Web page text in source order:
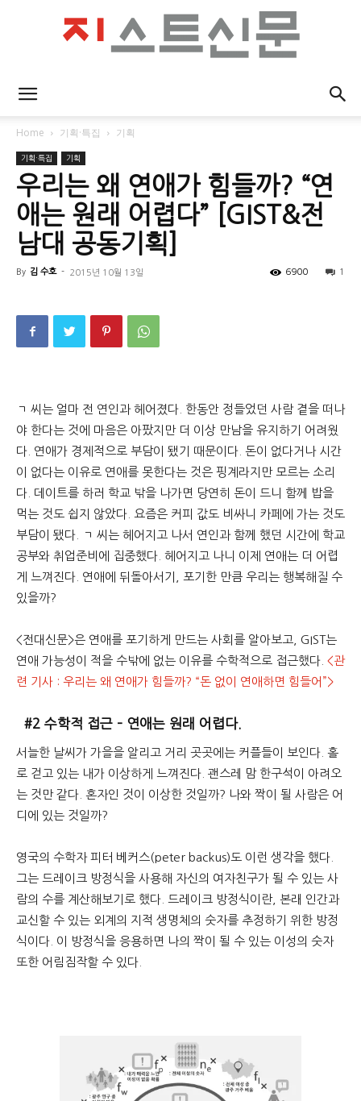
스
Home 기획·특집 기획
기획·특집 기획
우리는 왜 연애가 힘들까? “연
애는 원래 어렵다” [GIST&전
남대 공동기획]
By 김 수호 - 2015년 10월 13일 1
6900
ㄱ 씨는 얼마 전 연인과 헤어졌다. 한동안 정들었던 사람 곁을 떠나
야 한다는 것에 마음은 아팠지만 더 이상 만남을 유지하기 어려웠
다. 연애가 경제적으로 부담이 됐기 때문이다. 돈이 없다거나 시간
이 없다는 이유로 연애를 못한다는 것은 핑계라지만 모르는 소리
다. 데이트를 하러 학교 밖을 나가면 당연히 돈이 드니 함께 밥을
먹는 것도 쉽지 않았다. 요즘은 커피 값도 비싸니 카페에 가는 것도
부담이 됐다. ㄱ 씨는 헤어지고 나서 연인과 함께 했던 시간에 학교
공부와 취업준비에 집중했다. 헤어지고 나니 이제 연애는 더 어렵
게 느껴진다. 연애에 뒤돌아서기, 포기한 만큼 우리는 행복해질 수
있을까?
<전대신문>은 연애를 포기하게 만드는 사회를 알아보고, GIST는
연애 가능성이 적을 수밖에 없는 이유를 수학적으로 접근했다. <관
련 기사 : 우리는 왜 연애가 힘들까? “돈 없이 연애하면 힘들어”>
#2 수학적 접근 – 연애는 원래 어렵다.
서늘한 날씨가 가을을 알리고 거리 곳곳에는 커플들이 보인다. 홀
로 걷고 있는 내가 이상하게 느껴진다. 괜스레 맘 한구석이 아려오
는 것만 같다. 혼자인 것이 이상한 것일까? 나와 짝이 될 사람은 어
디에 있는 것일까?
영국의 수학자 피터 베커스(peter backus)도 이런 생각을 했다.
그는 드레이크 방정식을 사용해 자신의 여자친구가 될 수 있는 사
람의 수를 계산해보기로 했다. 드레이크 방정식이란, 본래 인간과
교신할 수 있는 외계의 지적 생명체의 숫자를 추정하기 위한 방정
식이다. 이 방정식을 응용하면 나의 짝이 될 수 있는 이성의 숫자
또한 어림짐작할 수 있다.